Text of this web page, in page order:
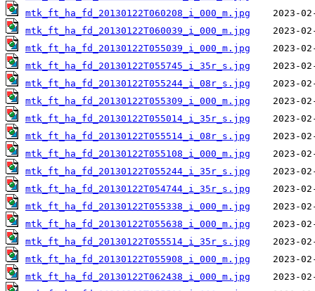
mtk_ft_ha_fd_20130122T060208_i_000_m.jpg
mtk_ft_ha_fd_20130122T060039_i_000_m.jpg
mtk_ft_ha_fd_20130122T055039_i_000_m.jpg
mtk_ft_ha_fd_20130122T055745_i_35r_s.jpg
mtk_ft_ha_fd_20130122T055244_i_08r_s.jpg
mtk_ft_ha_fd_20130122T055309_i_000_m.jpg
mtk_ft_ha_fd_20130122T055014_i_35r_s.jpg
mtk_ft_ha_fd_20130122T055514_i_08r_s.jpg
mtk_ft_ha_fd_20130122T055108_i_000_m.jpg
mtk_ft_ha_fd_20130122T055244_i_35r_s.jpg
mtk_ft_ha_fd_20130122T054744_i_35r_s.jpg
mtk_ft_ha_fd_20130122T055338_i_000_m.jpg
mtk_ft_ha_fd_20130122T055638_i_000_m.jpg
mtk_ft_ha_fd_20130122T055514_i_35r_s.jpg
mtk_ft_ha_fd_20130122T055908_i_000_m.jpg
mtk_ft_ha_fd_20130122T062438_i_000_m.jpg